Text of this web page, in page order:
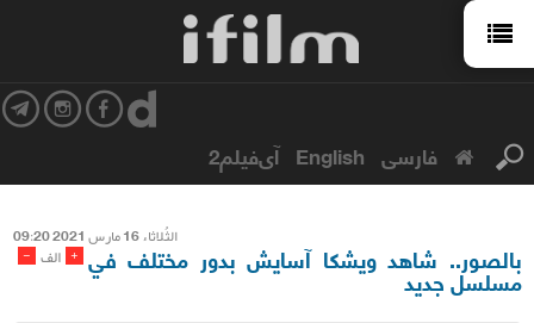
فارسی English آی‌فیلم2
الثُلاثاء 16 مارس 2021 09:20
- الف + بالصور.. شاهد ويشكا آسايش بدور مختلف في
مسلسل جديد